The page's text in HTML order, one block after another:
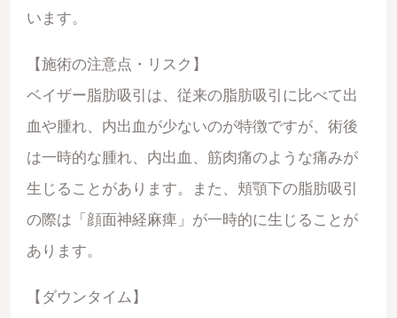
います。
【施術の注意点・リスク】
ベイザー脂肪吸引は、従来の脂肪吸引に比べて出
血や腫れ、内出血が少ないのが特徴ですが、術後
は一時的な腫れ、内出血、筋肉痛のような痛みが
生じることがあります。また、頬顎下の脂肪吸引
の際は「顔面神経麻痺」が一時的に生じることが
あります。
【ダウンタイム】